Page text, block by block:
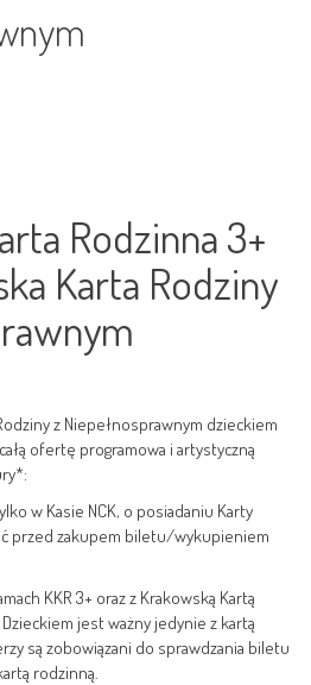
Rodzinna 3+
Karta Rodziny
z Niepełnosprawnym dzieckiem
ofertę programowa i artystyczną
w Kasie NCK, o posiadaniu Karty
przed zakupem biletu/wykupieniem
KKR 3+ oraz z Krakowską Kartą
jest ważny jedynie z kartą
są zobowiązani do sprawdzania biletu
rodzinną.